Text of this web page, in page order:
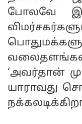
போலவே
‘அவர்தான்
யாராவது